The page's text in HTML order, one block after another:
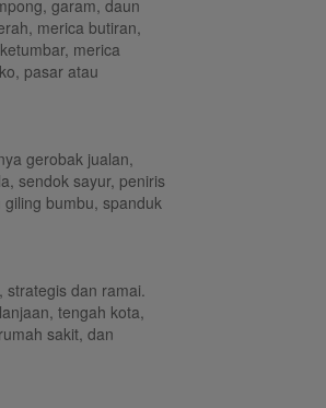
garam, daun
merica butiran,
merica
pasar atau
gerobak jualan,
sendok sayur, peniris
bumbu, spanduk
strategis dan ramai.
tengah kota,
sakit, dan